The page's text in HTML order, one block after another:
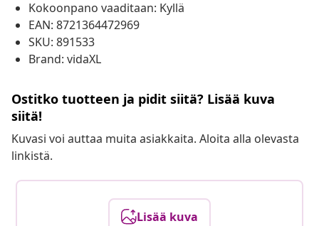
Kokoonpano vaaditaan: Kyllä
EAN: 8721364472969
SKU: 891533
Brand: vidaXL
Ostitko tuotteen ja pidit siitä? Lisää kuva
siitä!
Kuvasi voi auttaa muita asiakkaita. Aloita alla olevasta
linkistä.
Lisää kuva